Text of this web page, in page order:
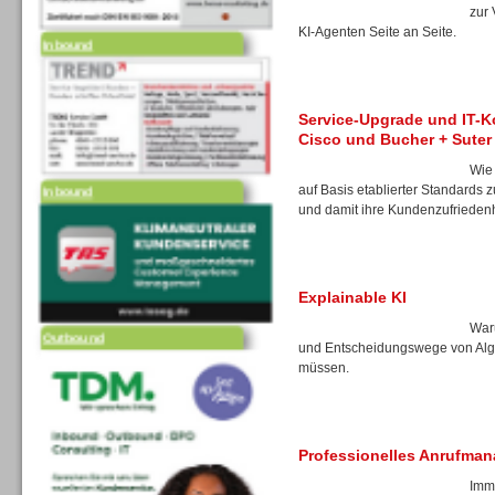
Inbound
Inbound
zur
KI-Agenten Seite an Seite.
Service-Upgrade und IT-
Cisco und Bucher + Suter
auf Basis etablierter Standards
und damit ihre
Explainable KI
und Entscheidungswege von
müssen.
Professionelles